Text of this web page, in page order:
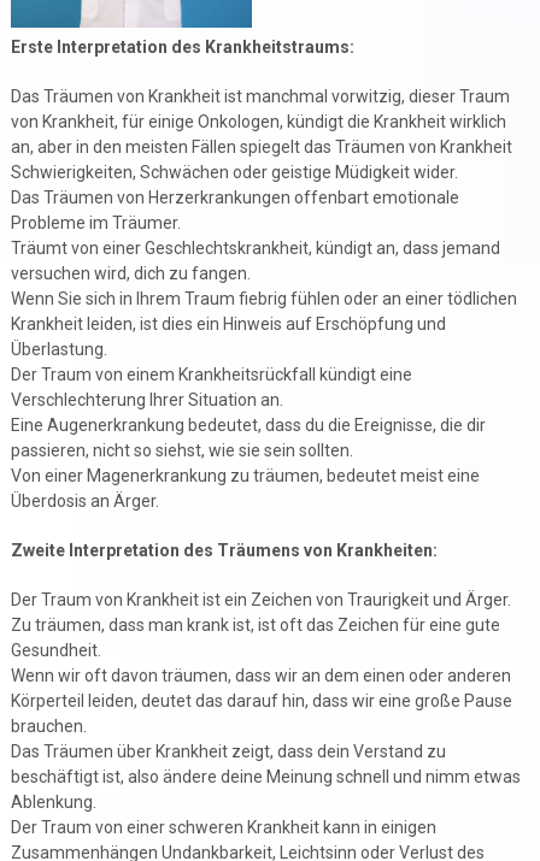
Erste Interpretation des Krankheitstraums:
Das Träumen von Krankheit ist manchmal vorwitzig, dieser Traum
von Krankheit, für einige Onkologen, kündigt die Krankheit wirklich
an, aber in den meisten Fällen spiegelt das Träumen von Krankheit
Schwierigkeiten, Schwächen oder geistige Müdigkeit wider.
Das Träumen von Herzerkrankungen offenbart emotionale
Probleme im Träumer.
Träumt von einer Geschlechtskrankheit, kündigt an, dass jemand
versuchen wird, dich zu fangen.
Wenn Sie sich in Ihrem Traum fiebrig fühlen oder an einer tödlichen
Krankheit leiden, ist dies ein Hinweis auf Erschöpfung und
Überlastung.
Der Traum von einem Krankheitsrückfall kündigt eine
Verschlechterung Ihrer Situation an.
Eine Augenerkrankung bedeutet, dass du die Ereignisse, die dir
passieren, nicht so siehst, wie sie sein sollten.
Von einer Magenerkrankung zu träumen, bedeutet meist eine
Überdosis an Ärger.
Zweite Interpretation des Träumens von Krankheiten:
Der Traum von Krankheit ist ein Zeichen von Traurigkeit und Ärger.
Zu träumen, dass man krank ist, ist oft das Zeichen für eine gute
Gesundheit.
Wenn wir oft davon träumen, dass wir an dem einen oder anderen
Körperteil leiden, deutet das darauf hin, dass wir eine große Pause
brauchen.
Das Träumen über Krankheit zeigt, dass dein Verstand zu
beschäftigt ist, also ändere deine Meinung schnell und nimm etwas
Ablenkung.
Der Traum von einer schweren Krankheit kann in einigen
Zusammenhängen Undankbarkeit, Leichtsinn oder Verlust des